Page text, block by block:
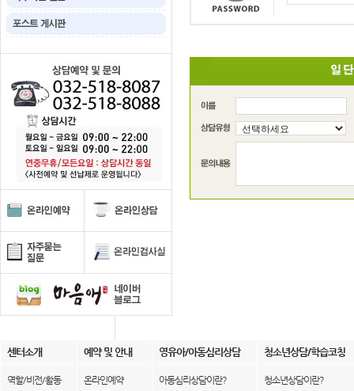
센터소개 예약 및 안내 영유아/아동심리상담 청소년상담/학습코칭
역할/비전/활동
온라인예약
아동심리상담이란?
청소년상담이란?